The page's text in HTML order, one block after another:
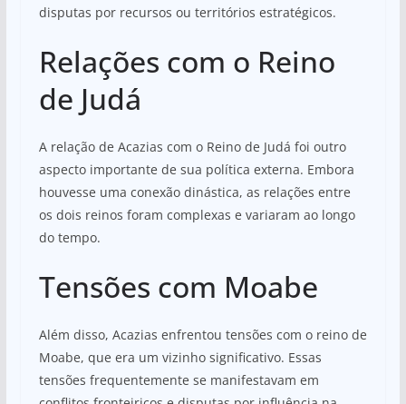
disputas por recursos ou territórios estratégicos.
Relações com o Reino
de Judá
A relação de Acazias com o Reino de Judá foi outro
aspecto importante de sua política externa. Embora
houvesse uma conexão dinástica, as relações entre
os dois reinos foram complexas e variaram ao longo
do tempo.
Tensões com Moabe
Além disso, Acazias enfrentou tensões com o reino de
Moabe, que era um vizinho significativo. Essas
tensões frequentemente se manifestavam em